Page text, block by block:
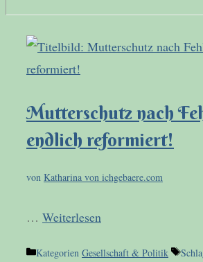
Mutterschutz nach
endlich reformiert!
von Katharina von ichgebaere.com
… Weiterlesen
Kategorien Gesellschaft & Politik